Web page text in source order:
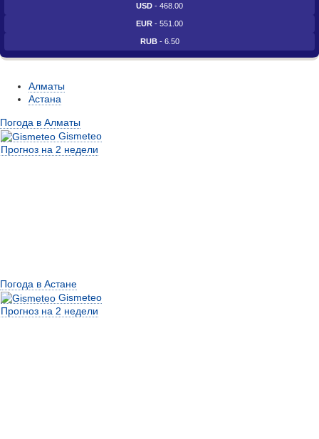
USD - 468.00
EUR - 551.00
RUB- 6.50
Алматы
Астана
Погода в Алматы
Gismeteo
Прогноз на 2 недели
Погода в Астане
Gismeteo
Прогноз на 2 недели